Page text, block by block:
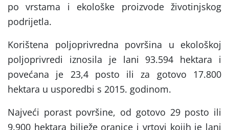
po vrstama i ekološke proizvode životinjskog
podrijetla.
Korištena poljoprivredna površina u ekološkoj
poljoprivredi iznosila je lani 93.594 hektara i
povećana je 23,4 posto ili za gotovo 17.800
hektara u usporedbi s 2015. godinom.
Najveći porast površine, od gotovo 29 posto ili
9.900 hektara bilježe oranice i vrtovi kojih je lani